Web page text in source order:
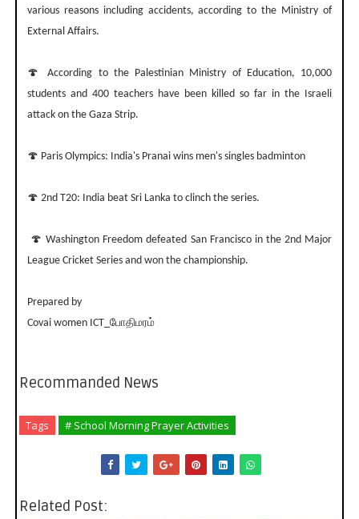
various reasons including accidents, according to the Ministry of
External Affairs.
🍄 According to the Palestinian Ministry of Education, 10,000
students and 400 teachers have been killed so far in the Israeli
attack on the Gaza Strip.
🍄 Paris Olympics: India's Pranai wins men's singles badminton
🍄 2nd T20: India beat Sri Lanka to clinch the series.
🍄 Washington Freedom defeated San Francisco in the 2nd Major
League Cricket Series and won the championship.
Prepared by
Covai women ICT_போதிமரம்
Recommanded News
Tags # School Morning Prayer Activities
Related Post: